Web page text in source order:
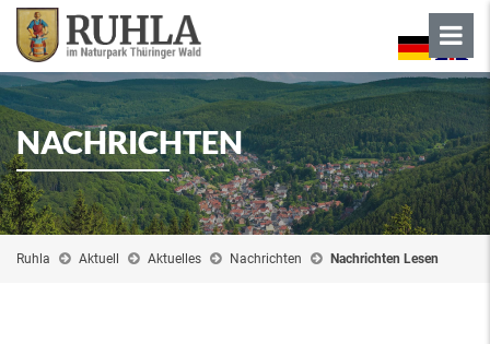
NACHRICHTEN
Ruhla Aktuell Aktuelles Nachrichten Nachrichten Lesen